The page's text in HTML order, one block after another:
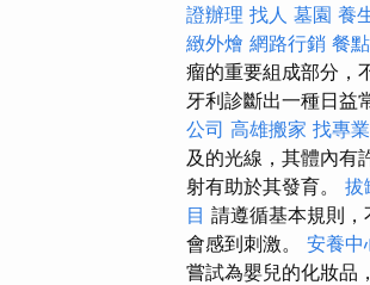
證辦理 找人 墓園 養
緻外燴 網路行銷 餐
瘤的重要組成部分，
牙利診斷出一種日益
公司 高雄搬家 找專
及的光線，其體內有
射有助於其發育。 拔
目 請遵循基本規則
會感到刺激。 安養中
嘗試為嬰兒的化妝品